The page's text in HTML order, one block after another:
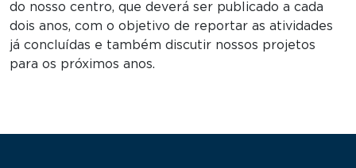
do nosso centro, que deverá ser publicado a cada
dois anos, com o objetivo de reportar as atividades
já concluídas e também discutir nossos projetos
para os próximos anos.